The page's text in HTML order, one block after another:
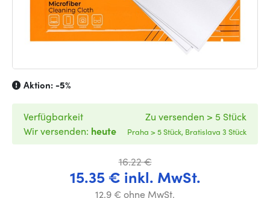
Aktion:-5%
16.22 €
15.35 € inkl. MwSt.
12.9 € ohne MwSt.
Verfügbarkeit
Wir versenden: heute
Zu versenden > 5 Stück
Praha > 5 Stück, Bratislava 3 Stück